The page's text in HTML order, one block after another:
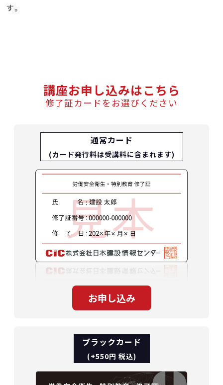
す。
講座お申し込みはこちら
修了証カードをお選びください
通常カード
(カード発行料は受講料に含まれます)
ブラックカード
(+550円 税込)